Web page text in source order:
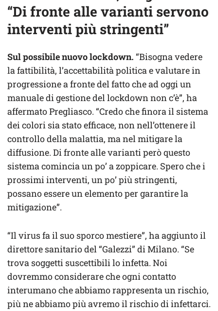
“Di fronte alle varianti servono
interventi più stringenti”
Sul possibile nuovo lockdown. “Bisogna vedere
la fattibilità, l’accettabilità politica e valutare in
progressione a fronte del fatto che ad oggi un
manuale di gestione del lockdown non c’è”, ha
affermato Pregliasco. “Credo che finora il sistema
dei colori sia stato efficace, non nell’ottenere il
controllo della malattia, ma nel mitigare la
diffusione. Di fronte alle varianti però questo
sistema comincia un po’ a zoppicare. Spero che i
prossimi interventi, un po’ più stringenti,
possano essere un elemento per garantire la
mitigazione”.
“Il virus fa il suo sporco mestiere”, ha aggiunto il
direttore sanitario del “Galezzi” di Milano. “Se
trova soggetti suscettibili lo infetta. Noi
dovremmo considerare che ogni contatto
interumano che abbiamo rappresenta un rischio,
più ne abbiamo più avremo il rischio di infettarci.